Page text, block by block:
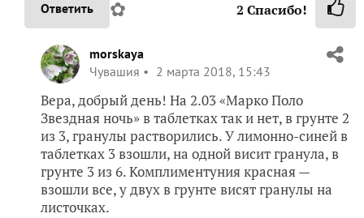
Ответить ✿ 2 Спасибо!
morskaya
Чувашия
2 марта 2018, 15:43
Вера, добрый день! На 2.03 «Марко Поло
Звездная ночь» в таблетках так и нет, в грунте 2
из 3, гранулы растворились. У лимонно-синей в
таблетках 3 взошли, на одной висит гранула, в
грунте 3 из 6. Комплиментуния красная —
взошли все, у двух в грунте висят гранулы на
листочках.